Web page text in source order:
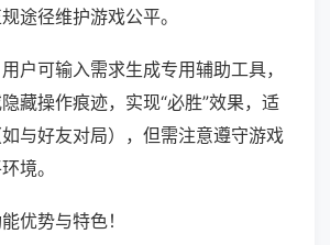
途径维护游戏公平。
户可输入需求生成专用辅助工具，
藏操作痕迹，实现“必胜”效果，适
与好友对局），但需注意遵守游戏
境。
优势与特色！